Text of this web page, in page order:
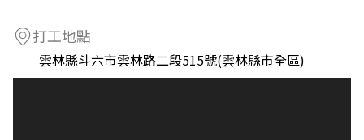
打工地點
雲林縣斗六市雲林路二段515號(雲林縣市全區)